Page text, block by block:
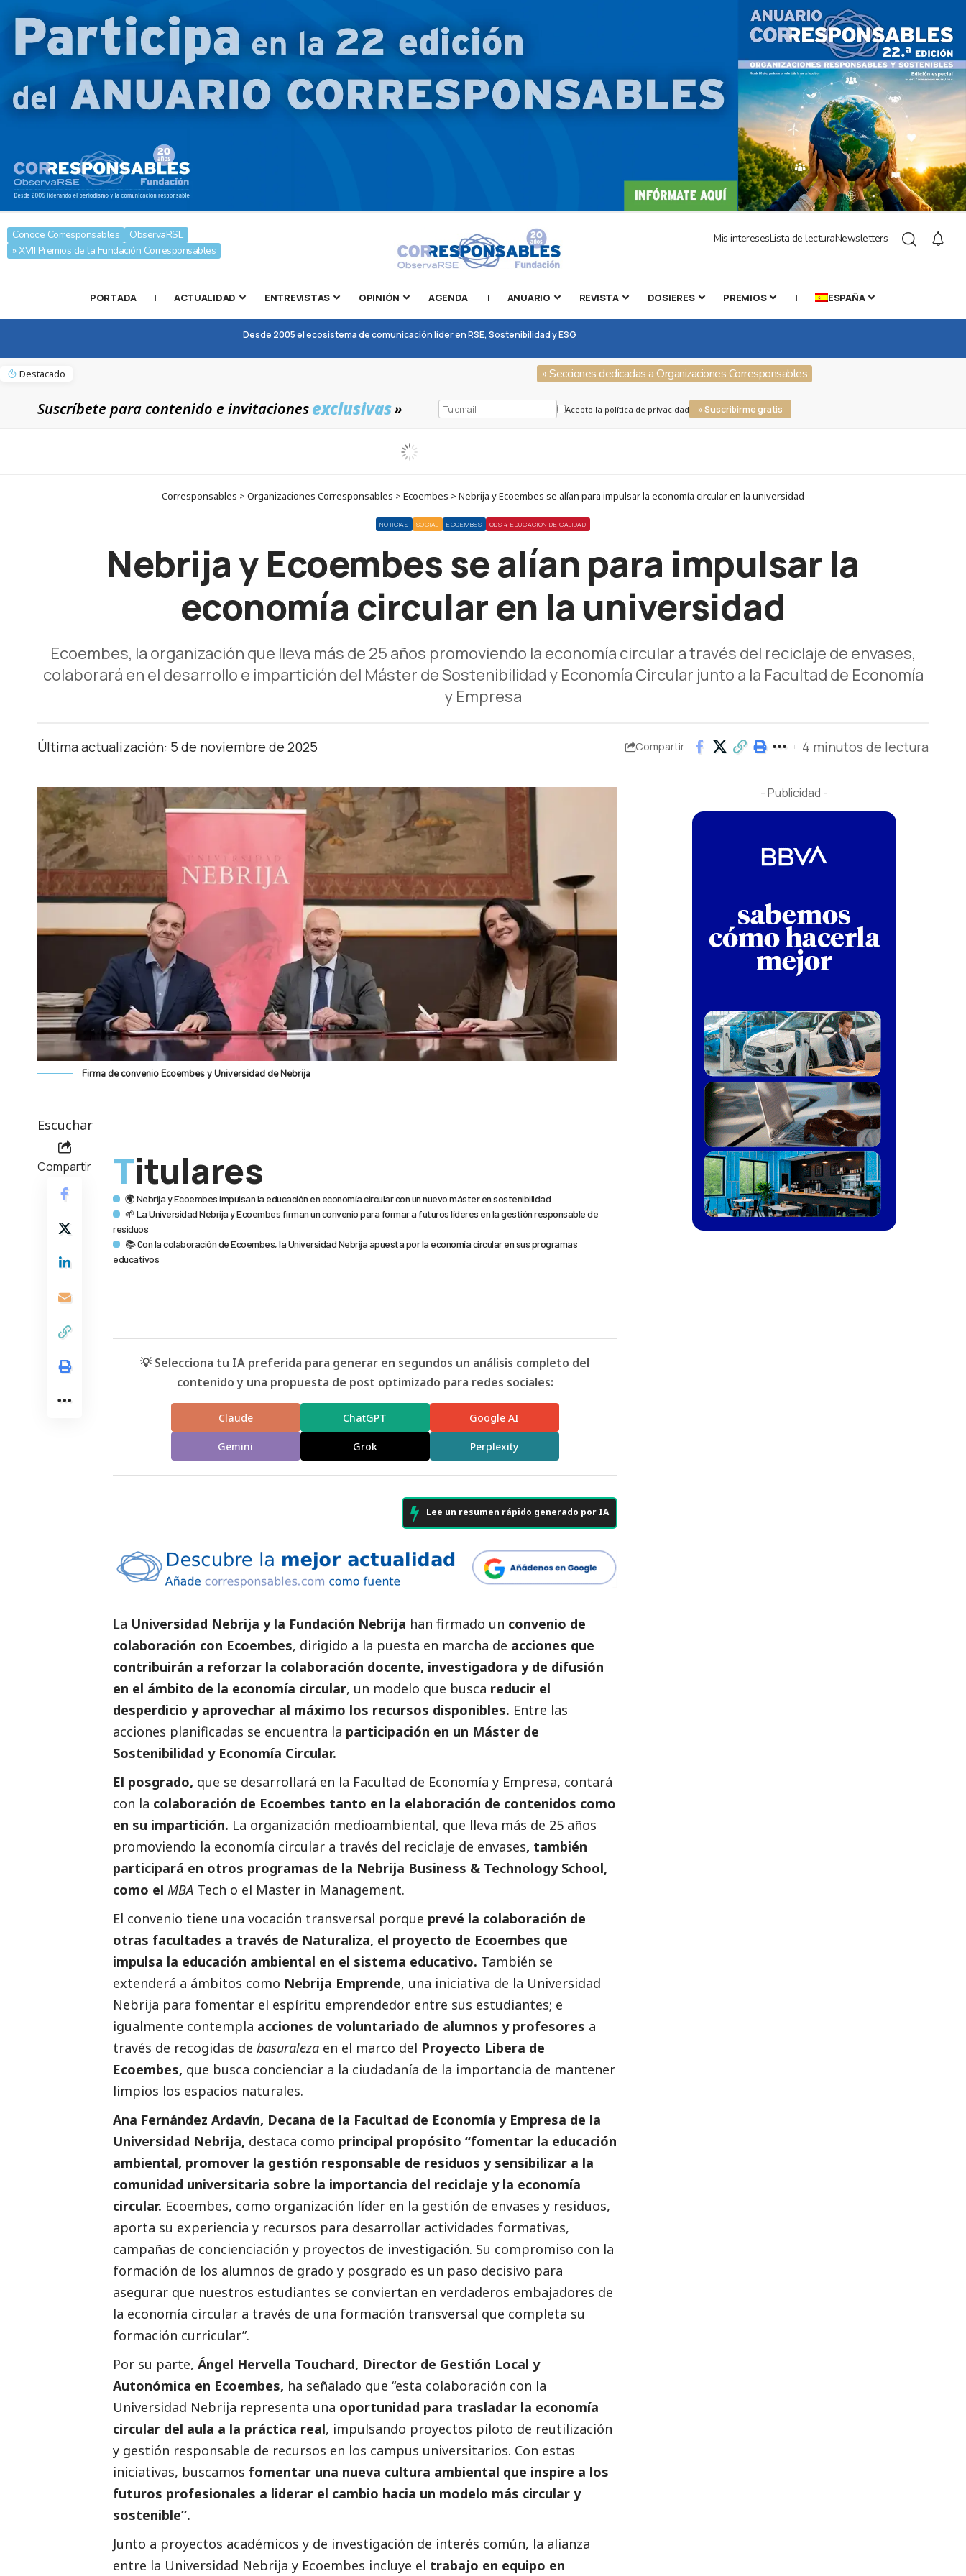
Conoce Corresponsables
ObservaRSE
» XVII Premios de la Fundación Corresponsables
Mis interesesLista de lecturaNewsletters
PORTADA | ACTUALIDAD ENTREVISTAS OPINIÓN AGENDA | ANUARIO REVISTA DOSIERES PREMIOS | ESPAÑA
Desde 2005 el ecosistema de comunicación líder en RSE, Sostenibilidad y ESG
Destacado » Secciones dedicadas a Organizaciones Corresponsables
Suscríbete para contenido e invitacionesexclusivas» Acepto la política de privacidad » Suscribirme gratis
Corresponsables > Organizaciones Corresponsables > Ecoembes > Nebrija y Ecoembes se alían para impulsar la economía circular en la universidad
NOTICIAS SOCIAL ECOEMBES ODS 4 EDUCACIÓN DE CALIDAD
Nebrija y Ecoembes se alían para impulsar la
economía circular en la universidad
Ecoembes, la organización que lleva más de 25 años promoviendo la economía circular a través del reciclaje de envases,
colaborará en el desarrollo e impartición del Máster de Sostenibilidad y Economía Circular junto a la Facultad de Economía
y Empresa
Última actualización: 5 de noviembre de 2025 Compartir 4 minutos de lectura
Firma de convenio Ecoembes y Universidad de Nebrija
Escuchar
Compartir Titulares
🌍 Nebrija y Ecoembes impulsan la educación en economía circular con un nuevo máster en sostenibilidad
🌱 La Universidad Nebrija y Ecoembes firman un convenio para formar a futuros líderes en la gestión responsable de
residuos
📚 Con la colaboración de Ecoembes, la Universidad Nebrija apuesta por la economía circular en sus programas
educativos
💡 Selecciona tu IA preferida para generar en segundos un análisis completo del
contenido y una propuesta de post optimizado para redes sociales:
Claude ChatGPT Google AI
Gemini Grok Perplexity
Lee un resumen rápido generado por IA
La Universidad Nebrija y la Fundación Nebrija han firmado un convenio de
colaboración con Ecoembes, dirigido a la puesta en marcha de acciones que
contribuirán a reforzar la colaboración docente, investigadora y de difusión
en el ámbito de la economía circular, un modelo que busca reducir el
desperdicio y aprovechar al máximo los recursos disponibles. Entre las
acciones planificadas se encuentra la participación en un Máster de
Sostenibilidad y Economía Circular.
El posgrado, que se desarrollará en la Facultad de Economía y Empresa, contará
con la colaboración de Ecoembes tanto en la elaboración de contenidos como
en su impartición. La organización medioambiental, que lleva más de 25 años
promoviendo la economía circular a través del reciclaje de envases, también
participará en otros programas de la Nebrija Business & Technology School,
como el MBA Tech o el Master in Management.
El convenio tiene una vocación transversal porque prevé la colaboración de
otras facultades a través de Naturaliza, el proyecto de Ecoembes que
impulsa la educación ambiental en el sistema educativo. También se
extenderá a ámbitos como Nebrija Emprende, una iniciativa de la Universidad
Nebrija para fomentar el espíritu emprendedor entre sus estudiantes; e
igualmente contempla acciones de voluntariado de alumnos y profesores a
través de recogidas de basuraleza en el marco del Proyecto Libera de
Ecoembes, que busca concienciar a la ciudadanía de la importancia de mantener
limpios los espacios naturales.
Ana Fernández Ardavín, Decana de la Facultad de Economía y Empresa de la
Universidad Nebrija, destaca como principal propósito “fomentar la educación
ambiental, promover la gestión responsable de residuos y sensibilizar a la
comunidad universitaria sobre la importancia del reciclaje y la economía
circular. Ecoembes, como organización líder en la gestión de envases y residuos,
aporta su experiencia y recursos para desarrollar actividades formativas,
campañas de concienciación y proyectos de investigación. Su compromiso con la
formación de los alumnos de grado y posgrado es un paso decisivo para
asegurar que nuestros estudiantes se conviertan en verdaderos embajadores de
la economía circular a través de una formación transversal que completa su
formación curricular”.
Por su parte, Ángel Hervella Touchard, Director de Gestión Local y
Autonómica en Ecoembes, ha señalado que “esta colaboración con la
Universidad Nebrija representa una oportunidad para trasladar la economía
circular del aula a la práctica real, impulsando proyectos piloto de reutilización
y gestión responsable de recursos en los campus universitarios. Con estas
iniciativas, buscamos fomentar una nueva cultura ambiental que inspire a los
futuros profesionales a liderar el cambio hacia un modelo más circular y
sostenible”.
Junto a proyectos académicos y de investigación de interés común, la alianza
entre la Universidad Nebrija y Ecoembes incluye el trabajo en equipo en
- Publicidad -